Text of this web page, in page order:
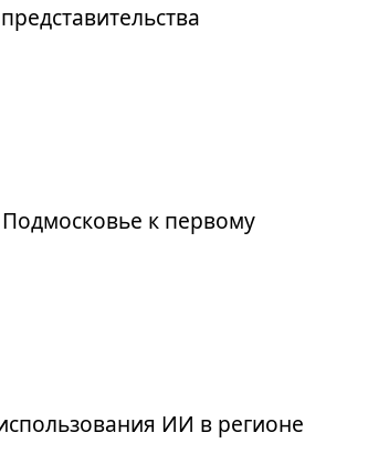
к первому
ИИ в регионе